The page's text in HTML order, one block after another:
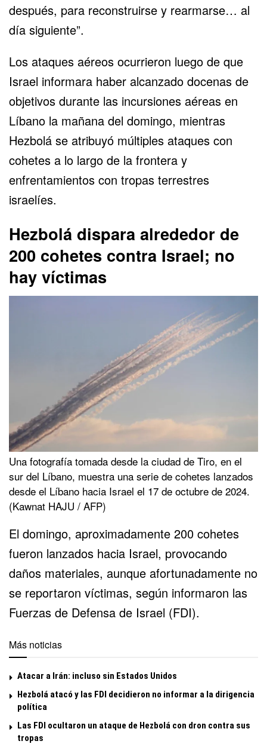
después, para reconstruirse y rearmarse… al
día siguiente”.
Los ataques aéreos ocurrieron luego de que
Israel informara haber alcanzado docenas de
objetivos durante las incursiones aéreas en
Líbano la mañana del domingo, mientras
Hezbolá se atribuyó múltiples ataques con
cohetes a lo largo de la frontera y
enfrentamientos con tropas terrestres
israelíes.
Hezbolá dispara alrededor de
200 cohetes contra Israel; no
hay víctimas
Una fotografía tomada desde la ciudad de Tiro, en el
sur del Líbano, muestra una serie de cohetes lanzados
desde el Líbano hacia Israel el 17 de octubre de 2024.
(Kawnat HAJU / AFP)
El domingo, aproximadamente 200 cohetes
fueron lanzados hacia Israel, provocando
daños materiales, aunque afortunadamente no
se reportaron víctimas, según informaron las
Fuerzas de Defensa de Israel (FDI).
Más noticias
Atacar a Irán: incluso sin Estados Unidos
Hezbolá atacó y las FDI decidieron no informar a la dirigencia
política
Las FDI ocultaron un ataque de Hezbolá con dron contra sus
tropas